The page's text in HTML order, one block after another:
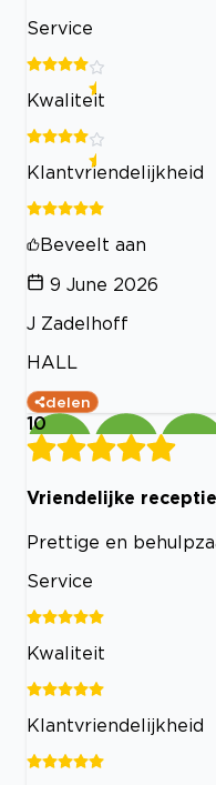
Service
Kwaliteit
Klantvriendelijkheid
Beveelt aan
9 June 2026
J Zadelhoff
HALL
delen
10
Vriendelijke
Prettige en
Service
Kwaliteit
Klantvriendelijkheid